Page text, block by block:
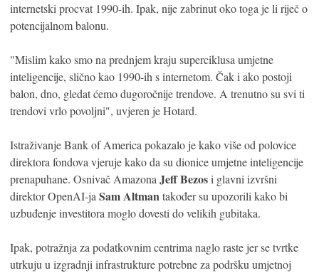
internetski procvat 1990-ih. Ipak, nije zabrinut oko toga je li riječ o
potencijalnom balonu.
"Mislim kako smo na prednjem kraju superciklusa umjetne
inteligencije, slično kao 1990-ih s internetom. Čak i ako postoji
balon, dno, gledat ćemo dugoročnije trendove. A trenutno su svi ti
trendovi vrlo povoljni", uvjeren je Hotard.
Istraživanje Bank of America pokazalo je kako više od polovice
direktora fondova vjeruje kako da su dionice umjetne inteligencije
prenapuhane. Osnivač AmazonaJeff Bezosi glavni izvršni
direktor OpenAI-jaSam Altmantakođer su upozorili kako bi
uzbuđenje investitora moglo dovesti do velikih gubitaka.
Ipak, potražnja za podatkovnim centrima naglo raste jer se tvrtke
utrkuju u izgradnji infrastrukture potrebne za podršku umjetnoj